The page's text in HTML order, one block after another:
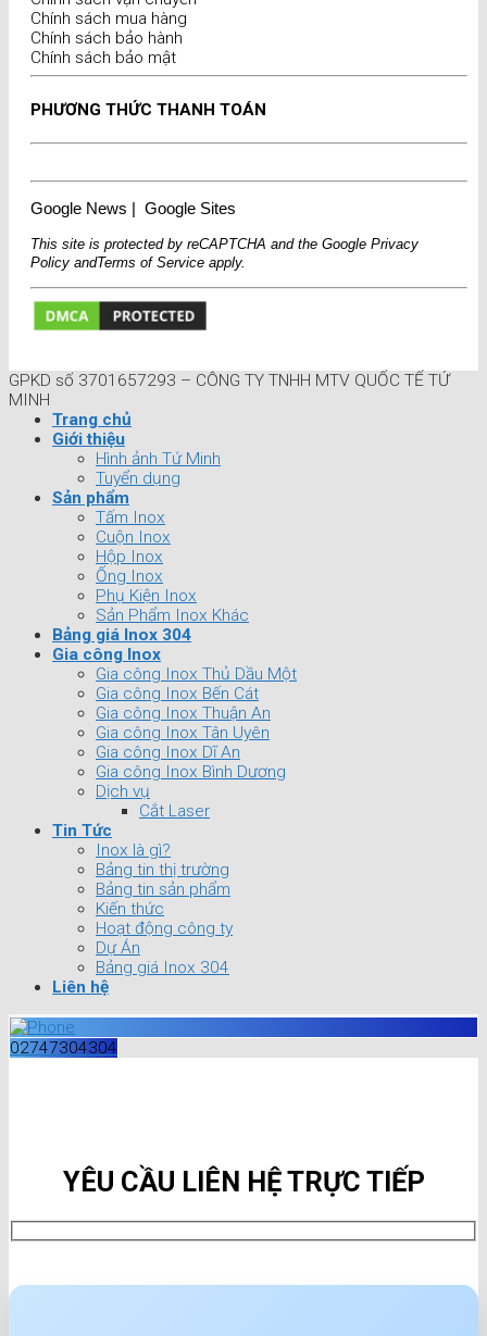
Chính sách mua hàng
Chính sách bảo hành
Chính sách bảo mật
PHƯƠNG THỨC THANH TOÁN
Google News | Google Sites
This site is protected by reCAPTCHA and the Google Privacy
Policy andTerms of Service apply.
GPKD số 3701657293 – CÔNG TY TNHH MTV QUỐC TẾ TỨ
MINH
Trang chủ
Giới thiệu
Hình ảnh Tứ Minh
Tuyển dụng
Sản phẩm
Tấm Inox
Cuộn Inox
Hộp Inox
Ống Inox
Phụ Kiện Inox
Sản Phẩm Inox Khác
Bảng giá Inox 304
Gia công Inox
Gia công Inox Thủ Dầu Một
Gia công Inox Bến Cát
Gia công Inox Thuận An
Gia công Inox Tân Uyên
Gia công Inox Dĩ An
Gia công Inox Bình Dương
Dịch vụ
Cắt Laser
Tin Tức
Inox là gì?
Bảng tin thị trường
Bảng tin sản phẩm
Kiến thức
Hoạt động công ty
Dự Án
Bảng giá Inox 304
Liên hệ
02747304304
YÊU CẦU LIÊN HỆ TRỰC TIẾP